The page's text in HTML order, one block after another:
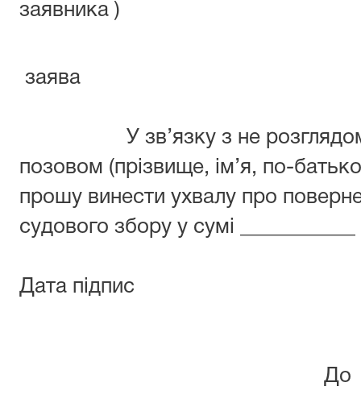
заявника )
заява
У зв’язку з не розглядом по
позовом (прізвище, ім’я, по-
прошу винести ухвалу про
судового збору у сумі
Дата підпис
До